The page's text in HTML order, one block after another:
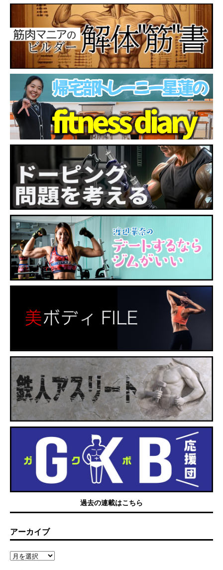
過去の連載はこちら
アーカイブ